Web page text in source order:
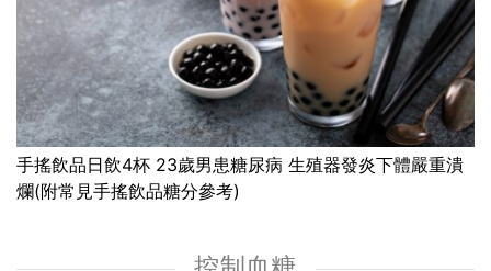
手搖飲品日飲4杯 23歲男患糖尿病 生殖器發炎下體嚴重潰
爛(附常見手搖飲品糖分參考)